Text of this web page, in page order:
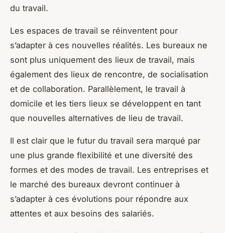
du travail.
Les espaces de travail se réinventent pour
s’adapter à ces nouvelles réalités. Les bureaux ne
sont plus uniquement des lieux de travail, mais
également des lieux de rencontre, de socialisation
et de collaboration. Parallèlement, le travail à
domicile et les tiers lieux se développent en tant
que nouvelles alternatives de lieu de travail.
Il est clair que le futur du travail sera marqué par
une plus grande flexibilité et une diversité des
formes et des modes de travail. Les entreprises et
le marché des bureaux devront continuer à
s’adapter à ces évolutions pour répondre aux
attentes et aux besoins des salariés.